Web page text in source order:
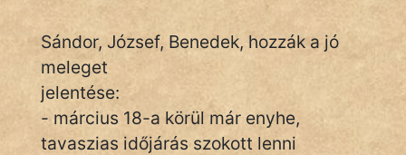
Szólások
Tréfás
Sándor, József, Benedek, hozzák a jó
meleget
jelentése:
- március 18-a körül már enyhe,
tavaszias időjárás szokott lenni